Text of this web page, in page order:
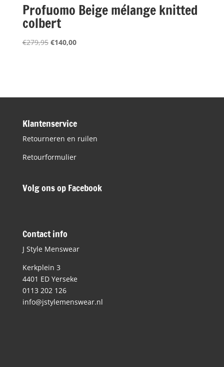
Profuomo Beige mélange knitted
colbert
€279,95 Oorspronkelijke
€140,00Huidige
Klantenservice
Retourneren en ruilen
Retourformulier
Volg ons op Facebook
Contact info
J Style Menswear
Kerkplein 3
4401 ED Yerseke
0113 202 126
info@jstylemenswear.nl